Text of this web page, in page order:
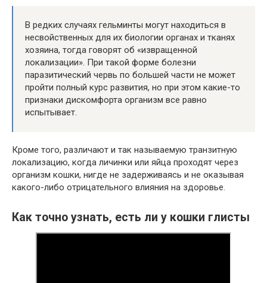
В редких случаях гельминты могут находиться в
несвойственных для их биологии органах и тканях
хозяина, тогда говорят об «извращенной
локализации». При такой форме болезни
паразитический червь по большей части не может
пройти полный курс развития, но при этом какие-то
признаки дискомфорта организм все равно
испытывает.
Кроме того, различают и так называемую транзитную
локализацию, когда личинки или яйца проходят через
организм кошки, нигде не задерживаясь и не оказывая
какого-либо отрицательного влияния на здоровье.
Как точно узнать, есть ли у кошки глисты